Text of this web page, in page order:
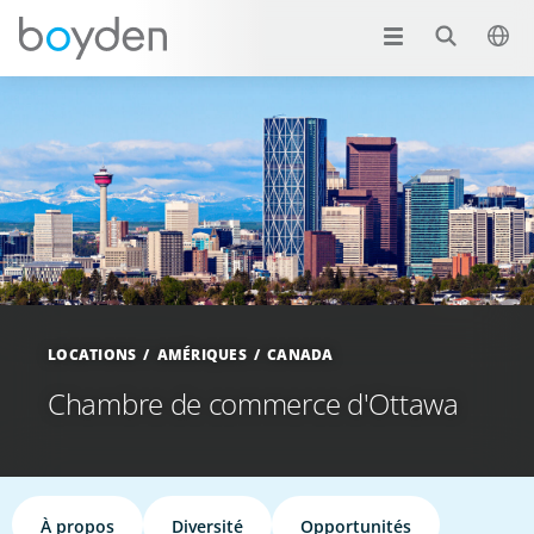
LOCATIONS AMÉRIQUES CANADA
Chambre de commerce d'Ottawa
À propos Diversité Opportunités